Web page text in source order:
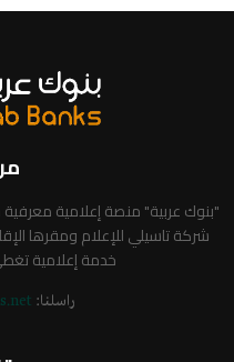
"بنوك عربية" منصة إعلامية
شركة تاسيلي للإعلام ومقرها
خدمة إعلامية
راسلنا: